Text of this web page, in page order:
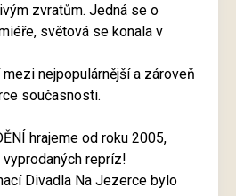
zvratům. Jedná se o
světová se konala v
nejpopulárnější a zároveň
současnosti.
hrajeme od roku 2005,
repríz!
Divadla Na Jezerce bylo